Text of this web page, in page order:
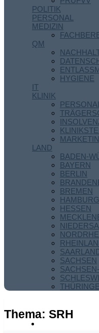
POLITIK
PERSONAL
MEDIZIN
QM
HYGIENE
IT
KLINIK
LAND
BADEN-
BAYERN
BERLIN
BREMEN
HAMBURG
HESSEN
SACHSEN
Thema: SRH